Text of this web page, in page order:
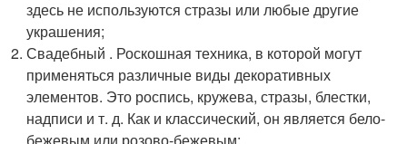
здесь не используются стразы или любые другие
украшения;
Свадебный . Роскошная техника, в которой могут
применяться различные виды декоративных
элементов. Это роспись, кружева, стразы, блестки,
надписи и т. д. Как и классический, он является бело-
бежевым или розово-бежевым;